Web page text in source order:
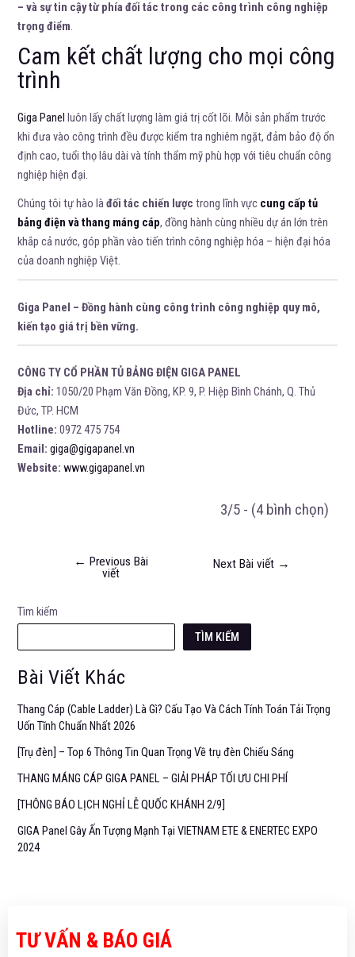
– và sự tin cậy từ phía đối tác trong các công trình công nghiệp
trọng điểm.
Cam kết chất lượng cho mọi công
trình
Giga Panel luôn lấy chất lượng làm giá trị cốt lõi. Mỗi sản phẩm trước
khi đưa vào công trình đều được kiểm tra nghiêm ngặt, đảm bảo độ ổn
định cao, tuổi thọ lâu dài và tính thẩm mỹ phù hợp với tiêu chuẩn công
nghiệp hiện đại.
Chúng tôi tự hào làđối tác chiến lược trong lĩnh vực cung cấp tủ
bảng điện và thang máng cáp, đồng hành cùng nhiều dự án lớn trên
khắp cả nước, góp phần vào tiến trình công nghiệp hóa – hiện đại hóa
của doanh nghiệp Việt.
Giga Panel – Đồng hành cùng công trình công nghiệp quy mô,
kiến tạo giá trị bền vững.
CÔNG TY CỔ PHẦN TỦ BẢNG ĐIỆN GIGA PANEL
Địa chỉ: 1050/20 Phạm Văn Đồng, KP. 9, P. Hiệp Bình Chánh, Q. Thủ
Đức, TP. HCM
Hotline: 0972 475 754
Email: giga@gigapanel.vn
Website: www.gigapanel.vn
3/5 - (4 bình chọn)
← Previous Bài
viết
Next Bài viết →
Tìm kiếm
TÌM KIẾM
Bài Viết Khác
Thang Cáp (Cable Ladder) Là Gì? Cấu Tạo Và Cách Tính Toán Tải Trọng
Uốn Tĩnh Chuẩn Nhất 2026
[Trụ đèn] – Top 6 Thông Tin Quan Trọng Về trụ đèn Chiếu Sáng
THANG MÁNG CÁP GIGA PANEL – GIẢI PHÁP TỐI ƯU CHI PHÍ
[THÔNG BÁO LỊCH NGHỈ LỄ QUỐC KHÁNH 2/9]
GIGA Panel Gây Ấn Tượng Mạnh Tại VIETNAM ETE & ENERTEC EXPO
2024
TƯ VẤN & BÁO GIÁ